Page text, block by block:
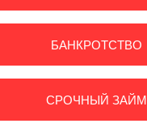
БАНКРОТСТВО
СРОЧНЫЙ ЗАЙМ